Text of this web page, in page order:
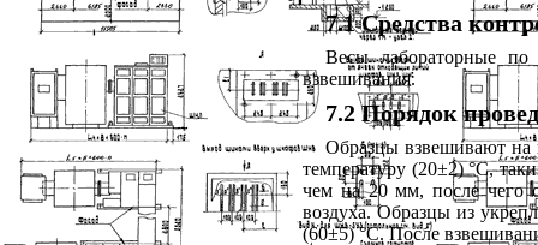
7.1 Средства
Весы лабораторные
взвешивания.
7.2 Порядок
Образцы взвешивают на
температуру (20±2) °С,
чем на 20 мм, после чего
воздуха. Образцы из
(60±5) °С. После